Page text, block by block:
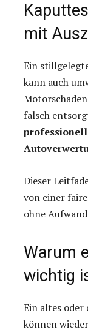
mit
Ein
kann auch
falsch
Dieser
von einer
ohne
Warum
wichtig
Ein altes oder
können